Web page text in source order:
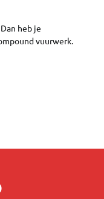
heb je
vuurwerk.